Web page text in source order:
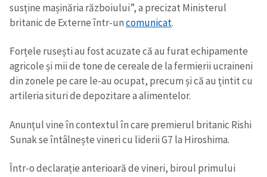
susține mașinăria războiului”, a precizat Ministerul
britanic de Externe într-uncomunicat.
Forțele rusești au fost acuzate că au furat echipamente
agricole și mii de tone de cereale de la fermierii ucraineni
din zonele pe care le-au ocupat, precum și că au țintit cu
artileria situri de depozitare a alimentelor.
Anunțul vine în contextul în care premierul britanic Rishi
Sunak se întâlnește vineri cu liderii G7 la Hiroshima.
Într-o declarație anterioară de vineri, biroul primului